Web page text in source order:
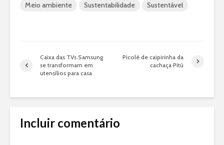
Meio ambiente
Sustentabilidade Sustentável
Caixa das TVs Samsung
se transformam em
utensílios para casa
Picolé de caipirinha da
cachaça Pitú
Incluir comentário